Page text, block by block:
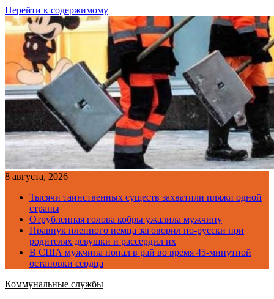
Перейти к содержимому
8 августа, 2026
Тысячи таинственных существ захватили пляжи одной
страны
Отрубленная голова кобры ужалила мужчину
Правнук пленного немца заговорил по-русски при
родителях девушки и рассердил их
В США мужчина попал в рай во время 45-минутной
остановки сердца
Коммунальные службы